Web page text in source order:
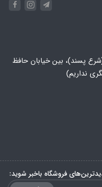
پسند)، بین خیابان حافظ
فروشگاه باخبر شوید: